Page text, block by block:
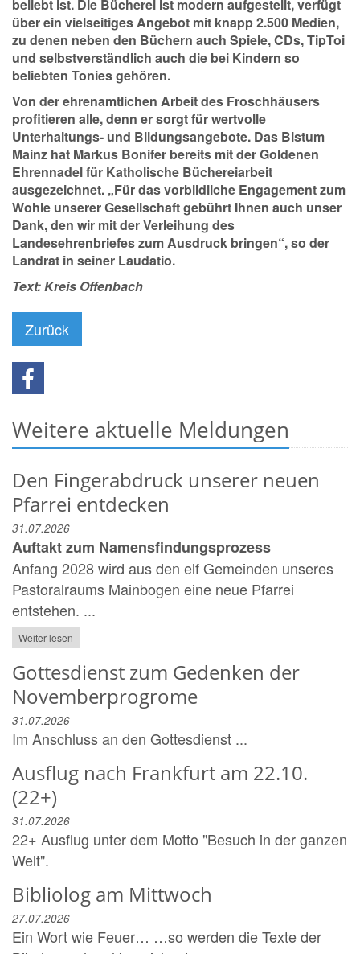
beliebt ist. Die Bücherei ist modern aufgestellt, verfügt
über ein vielseitiges Angebot mit knapp 2.500 Medien,
zu denen neben den Büchern auch Spiele, CDs, TipToi
und selbstverständlich auch die bei Kindern so
beliebten Tonies gehören.
Von der ehrenamtlichen Arbeit des Froschhäusers
profitieren alle, denn er sorgt für wertvolle
Unterhaltungs- und Bildungsangebote. Das Bistum
Mainz hat Markus Bonifer bereits mit der Goldenen
Ehrennadel für Katholische Büchereiarbeit
ausgezeichnet. „Für das vorbildliche Engagement zum
Wohle unserer Gesellschaft gebührt Ihnen auch unser
Dank, den wir mit der Verleihung des
Landesehrenbriefes zum Ausdruck bringen“, so der
Landrat in seiner Laudatio.
Text: Kreis Offenbach
Zurück
Weitere aktuelle Meldungen
Den Fingerabdruck unserer neuen
Pfarrei entdecken
31.07.2026
Auftakt zum Namensfindungsprozess
Anfang 2028 wird aus den elf Gemeinden unseres
Pastoralraums Mainbogen eine neue Pfarrei
entstehen. ...
Weiter lesen
Gottesdienst zum Gedenken der
Novemberprogrome
31.07.2026
Im Anschluss an den Gottesdienst ...
Ausflug nach Frankfurt am 22.10.
(22+)
31.07.2026
22+ Ausflug unter dem Motto "Besuch in der ganzen
Welt".
Bibliolog am Mittwoch
27.07.2026
Ein Wort wie Feuer… …so werden die Texte der